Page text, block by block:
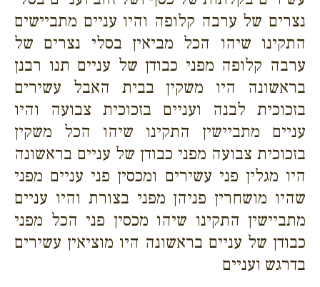
נצרים של ערבה קלופה והיו עניים מתביישים
התקינו שיהו הכל מביאין בסלי נצרים של
ערבה קלופה מפני כבודן של עניים תנו רבנן
בראשונה היו משקין בבית האבל עשירים
בזכוכית לבנה ועניים בזכוכית צבועה והיו
עניים מתביישין התקינו שיהו הכל משקין
בזכוכית צבועה מפני כבודן של עניים בראשונה
היו מגלין פני עשירים ומכסין פני עניים מפני
שהיו מושחרין פניהן מפני בצורת והיו עניים
מתביישין התקינו שיהו מכסין פני הכל מפני
כבודן של עניים בראשונה היו מוציאין עשירים
בדרגש ועניים